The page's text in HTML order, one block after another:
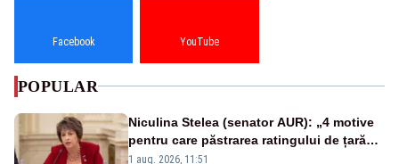
Facebook YouTube
POPULAR
Niculina Stelea (senator AUR): „4 motive
pentru care păstrarea ratingului de țară
nu este o reușită pentru Guvernul
1 aug. 2026, 11:51